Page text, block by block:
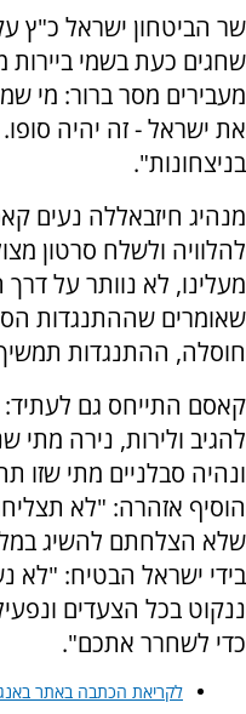
שר הביטחון ישראל כ"ץ
שחגים כעת בשמי ביירות
מעבירים מסר ברור: מי
את ישראל - זה יהיה
בניצחונות".
מנהיג חיזבאללה נעים
להלוויה ולשלח סרטון
מעלינו, לא נוותר על
שאומרים שההתנגדות
חוסלה, ההתנגדות
קאסם התייחס גם לעתיד:
להגיב ולירות, נירה
ונהיה סבלניים מתי
הוסיף אזהרה: "לא
שלא הצלחתם להשיג
בידי ישראל הבטיח: "לא
ננקוט בכל הצעדים
כדי לשחרר אתכם".
לקריאת הכתבה באתר